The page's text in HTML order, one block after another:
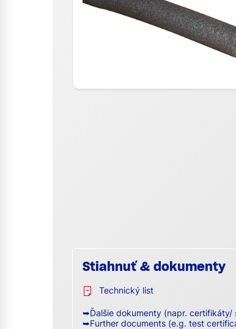
Stiahnuť & dokumenty
Technický list
➥Ďalšie dokumenty (napr. certifikáty/
➥Further documents (e.g. test